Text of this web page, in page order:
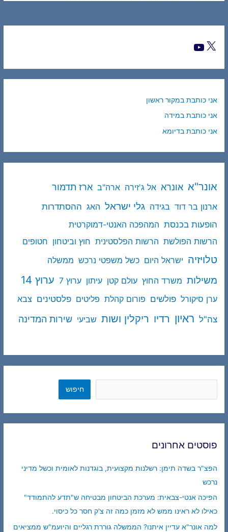
אני כותבת במקור ראשון
אני כותבת במידה
אני כותבת בדיומא
אונר"א אונרא אל ג'זירה ארה"ב ארז תדמור
ארנון בר דוד בגידה גלי ישראל האג
ההסתדרות
הופעות בכנסת
המהפכה האנטי-דמוקרטית
הרשות הפולשת
הרשות הפלסטינית חוץ וביטחון חטופים
טלויזיה ישראל היום כשל משפטי נרכש ממשלה
משילות משרד החוץ עולם קטן עיתון ערוץ 7 ערוץ 14
ערן סיקורל פולשים פורום קהלת פליטים פלסטינים צבא
צה"ל ראיון רדיו ריקלין ושות שביעי שירות המדינה
חיפוש
פוסטים אחרונים
הפצ"ר בשדה תימן: רשלנות מקצועית, בוגדנות לאומית וכשל מדיני
נרכש
הפיכה אנטי-צבאית: מערכת הביטחון מבטיחה ש"תדע להתמודד"
כאילו לא ראינו ממש לא מזמן כמה זה צ'ק חסר כל כיסוי.
למה אונר"א עדיין איתנו? הממשלה גוררת רגליים והיועמ"ש ממציאים